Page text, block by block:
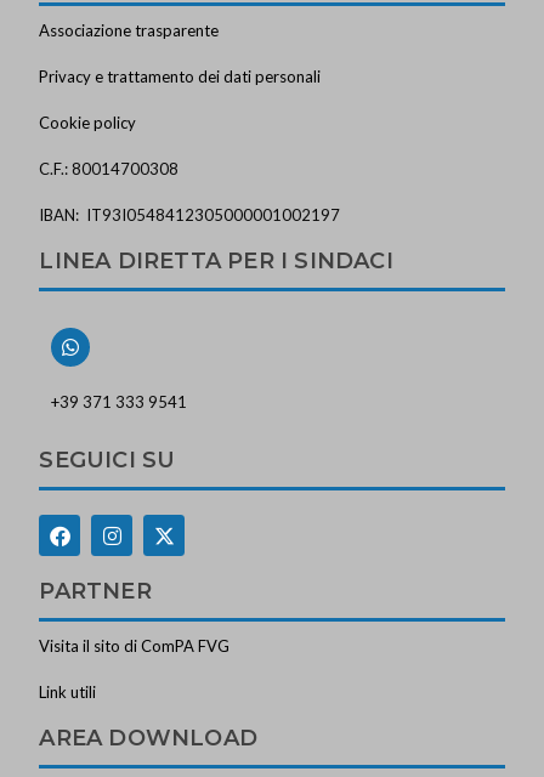
Associazione trasparente
Privacy e trattamento dei dati personali
Cookie policy
C.F.: 80014700308
IBAN: IT93I0548412305000001002197
LINEA DIRETTA PER I SINDACI
+39 371 333 9541
SEGUICI SU
PARTNER
Visita il sito di ComPA FVG
Link utili
AREA DOWNLOAD